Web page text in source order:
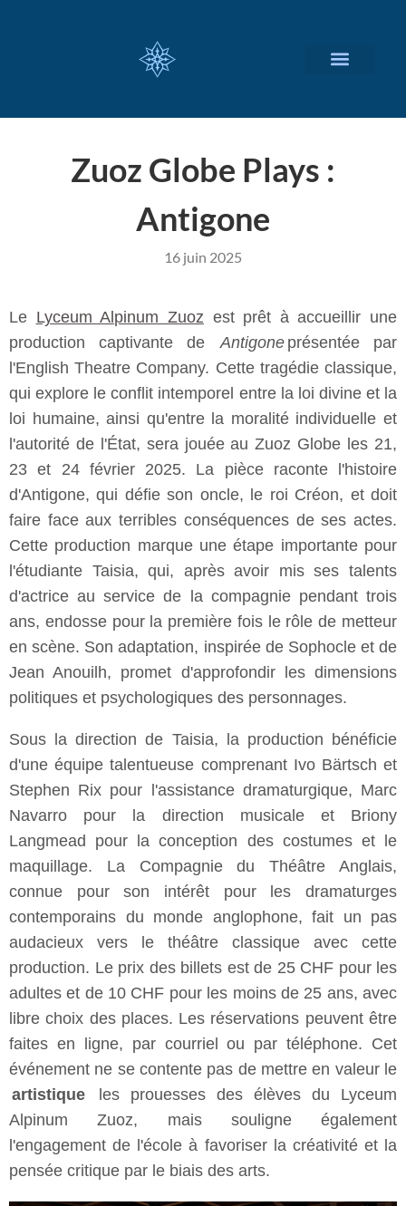
Zuoz Globe Plays :
Antigone
16 juin 2025
Le Lyceum Alpinum Zuoz est prêt à accueillir une
production captivante de
Antigone présentée par
l'English Theatre Company. Cette tragédie classique,
qui explore le conflit intemporel entre la loi divine et la
loi humaine, ainsi qu'entre la moralité individuelle et
l'autorité de l'État, sera jouée au Zuoz Globe les 21,
23 et 24 février 2025. La pièce raconte l'histoire
d'Antigone, qui défie son oncle, le roi Créon, et doit
faire face aux terribles conséquences de ses actes.
Cette production marque une étape importante pour
l'étudiante Taisia, qui, après avoir mis ses talents
d'actrice au service de la compagnie pendant trois
ans, endosse pour la première fois le rôle de metteur
en scène. Son adaptation, inspirée de Sophocle et de
Jean Anouilh, promet d'approfondir les dimensions
politiques et psychologiques des personnages.
Sous la direction de Taisia, la production bénéficie
d'une équipe talentueuse comprenant Ivo Bärtsch et
Stephen Rix pour l'assistance dramaturgique, Marc
Navarro pour la direction musicale et Briony
Langmead pour la conception des costumes et le
maquillage. La Compagnie du Théâtre Anglais,
connue pour son intérêt pour les dramaturges
contemporains du monde anglophone, fait un pas
audacieux vers le théâtre classique avec cette
production. Le prix des billets est de 25 CHF pour les
adultes et de 10 CHF pour les moins de 25 ans, avec
libre choix des places. Les réservations peuvent être
faites en ligne, par courriel ou par téléphone. Cet
événement ne se contente pas de mettre en valeur le
artistique
les prouesses des élèves du Lyceum
Alpinum Zuoz, mais souligne également
l'engagement de l'école à favoriser la créativité et la
pensée critique par le biais des arts.